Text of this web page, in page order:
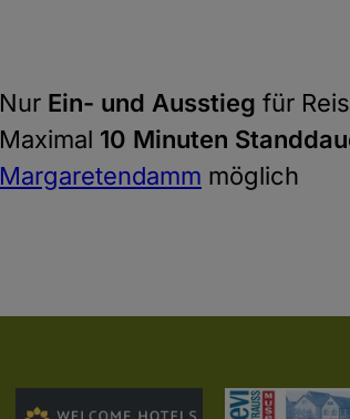
Nur Ein- und Ausstieg für
Maximal 10 Minuten
Margaretendamm möglich